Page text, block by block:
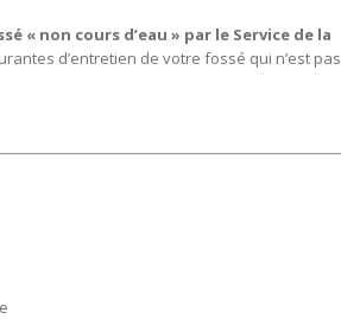
« non cours d’eau » par le Service de la
d’entretien de votre fossé qui n’est pas